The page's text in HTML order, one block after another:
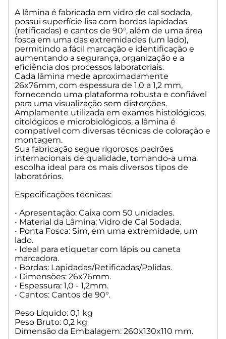
A lâmina é fabricada em vidro de cal sodada,
possui superfície lisa com bordas lapidadas
(retificadas) e cantos de 90°, além de uma área
fosca em uma das extremidades (um lado),
permitindo a fácil marcação e identificação e
aumentando a segurança, organização e a
eficiência dos processos laboratoriais.
Cada lâmina mede aproximadamente
26x76mm, com espessura de 1,0 a 1,2 mm,
fornecendo uma plataforma robusta e confiável
para uma visualização sem distorções.
Amplamente utilizada em exames histológicos,
citológicos e microbiológicos, a lâmina é
compatível com diversas técnicas de coloração e
montagem.
Sua fabricação segue rigorosos padrões
internacionais de qualidade, tornando-a uma
escolha ideal para os mais diversos tipos de
laboratórios.
Especificações técnicas:
• Apresentação: Caixa com 50 unidades.
• Material da Lâmina: Vidro de Cal Sodada.
• Ponta Fosca: Sim, em uma extremidade, um
lado.
• Ideal para etiquetar com lápis ou caneta
marcadora.
• Bordas: Lapidadas/Retificadas/Polidas.
• Dimensões: 26x76mm.
• Espessura: 1,0 - 1,2mm.
• Cantos: Cantos de 90°.
Peso Líquido: 0,1 kg
Peso Bruto: 0,2 kg
Dimensão da Embalagem: 260x130x110 mm.